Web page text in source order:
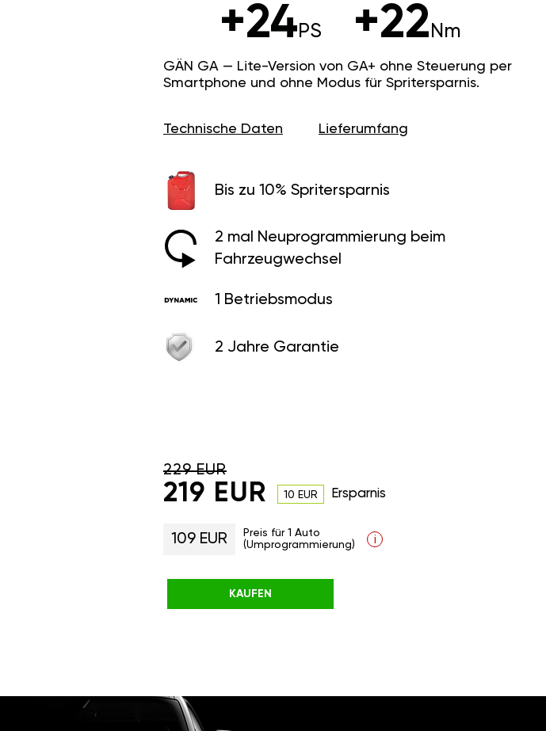
+24PS +22Nm
GÄN GA — Lite-Version von GA+ ohne Steuerung per
Smartphone und ohne Modus für Spritersparnis.
Technische Daten Lieferumfang
Bis zu 10% Spritersparnis
2 mal Neuprogrammierung beim
Fahrzeugwechsel
1 Betriebsmodus
2 Jahre Garantie
229 EUR
219 EUR 10 EUR Ersparnis
109 EUR
Preis für 1 Auto
(Umprogrammierung)
i
KAUFEN